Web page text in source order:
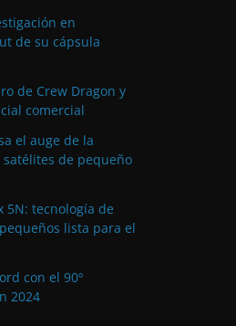
en
de su cápsula
de Crew Dragon y
comercial
el auge de la
de pequeño
5N: tecnología de
lista para el
con el 90º
2024